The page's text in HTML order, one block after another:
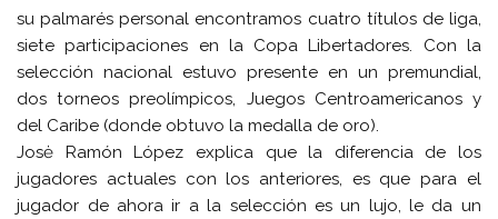
su palmarés personal encontramos cuatro títulos de liga,
siete participaciones en la Copa Libertadores. Con la
selección nacional estuvo presente en un premundial,
dos torneos preolímpicos, Juegos Centroamericanos y
del Caribe (donde obtuvo la medalla de oro).
Josė Ramón López explica que la diferencia de los
jugadores actuales con los anteriores, es que para el
jugador de ahora ir a la selección es un lujo, le da un